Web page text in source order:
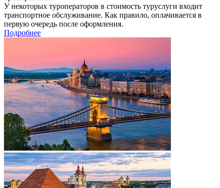
У некоторых туроператоров в стоимость туруслуги входит
транспортное обслуживание. Как правило, оплачивается в
первую очередь после оформления.
Подробнее